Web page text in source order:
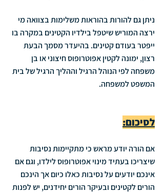
ניתן גם להורות בהוראות משלימות בצוואה מי
ירצה המוריש שיטפל בילדיו הקטינים במקרה בו
ייפטר בעודם קטינים. בהיעדר מסמך הבעת
רצון, ימונה לקטין אפוטרופוס חיצוני או בן
משפחה לפי הנוהל הרגיל וההליך הרגיל של בית
המשפט למשפחה.
לסיכום:
אם הורה יודע מראש כי מתקיימות נסיבות
שיצריכו בעתיד מינוי אפוטרופוס לילדו, וגם אם
אינכם יודעים על נסיבות כאלו כיום אך הינכם
הורים לקטינים ובעיקר הורים יחידנים, יש לפנות